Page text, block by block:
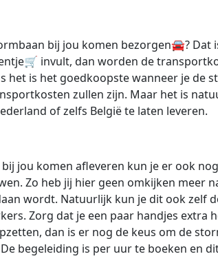
bij jou komen bezorgen🚘? Dat
invult, dan worden de
het is het goedkoopste wanneer je de
zullen zijn. Maar het is
of zelfs België te laten leveren.
jou komen afleveren kun je er ook
Zo heb jij hier geen omkijken meer
wordt. Natuurlijk kun je dit ook zelf
Zorg dat je een paar handjes extra
dan is er nog de keus om de
begeleiding is per uur te boeken en